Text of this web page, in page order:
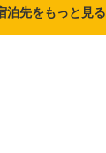
泊先をもっと見る